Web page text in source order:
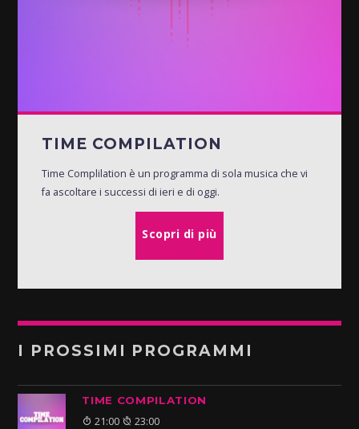
TIME COMPILATION
Time Complilation è un programma di sola musica che vi
fa ascoltare i successi di ieri e di oggi.
Scopri di più
I PROSSIMI PROGRAMMI
TIME COMPILATION
21:00 23:00